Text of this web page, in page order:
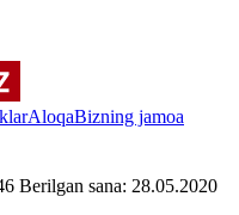
AloqaBizning jamoa
Berilgan sana: 28.05.2020